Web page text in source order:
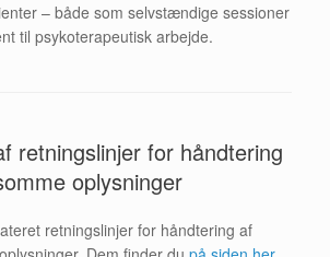
– både som selvstændige sessioner
til psykoterapeutisk arbejde.
retningslinjer for håndtering
oplysninger
retningslinjer for håndtering af